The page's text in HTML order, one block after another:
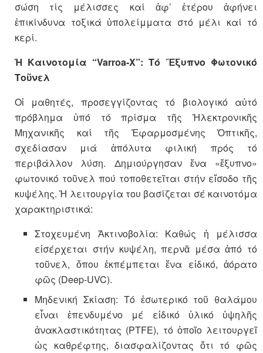
σώση τίς μέλισσες καί ἀφ’ ἑτέρου ἀφήνει
ἐπικίνδυνα τοξικά ὑπολείμματα στό μέλι καί τό
κερί.
Ἡ Καινοτομία “Varroa-X”: Τό Ἔξυπνο Φωτονικό
Τοῦνελ
Οἱ μαθητές, προσεγγίζοντας τό βιολογικό αὐτό
πρόβλημα ὑπό τό πρίσμα τῆς Ἠλεκτρονικῆς
Μηχανικῆς καί τῆς Ἐφαρμοσμένης Ὀπτικῆς,
σχεδίασαν μιά ἀπόλυτα φιλική πρός τό
περιβάλλον λύση. Δημιούργησαν ἕνα «ἔξυπνο»
φωτονικό τοῦνελ πού τοποθετεῖται στήν εἴσοδο τῆς
κυψέλης. Ἡ λειτουργία του βασίζεται σέ καινοτόμα
χαρακτηριστικά:
Στοχευμένη Ἀκτινοβολία: Καθώς ἡ μέλισσα
εἰσέρχεται στήν κυψέλη, περνᾶ μέσα ἀπό τό
τοῦνελ, ὅπου ἐκπέμπεται ἕνα εἰδικό, ἀόρατο
φῶς (Deep-UVC).
Μηδενική Σκίαση: Τό ἐσωτερικό τοῦ θαλάμου
εἶναι ἐπενδυμένο μέ εἰδικό ὑλικό ὑψηλῆς
ἀνακλαστικότητας (PTFE), τό ὁποῖο λειτουργεῖ
ὡς καθρέφτης, διασφαλίζοντας ὅτι τό φῶς